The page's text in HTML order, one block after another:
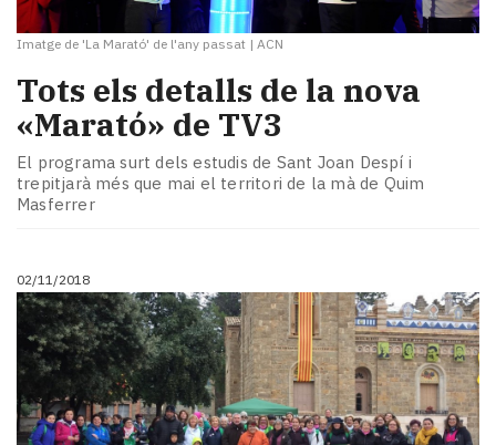
Imatge de 'La Marató' de l'any passat | ACN
Tots els detalls de la nova
«Marató» de TV3
El programa surt dels estudis de Sant Joan Despí i
trepitjarà més que mai el territori de la mà de Quim
Masferrer
02/11/2018